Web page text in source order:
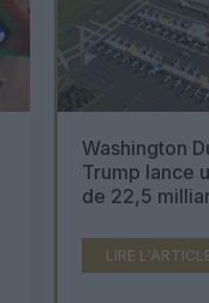
Washington
Trump lance
de 22,5
LIRE